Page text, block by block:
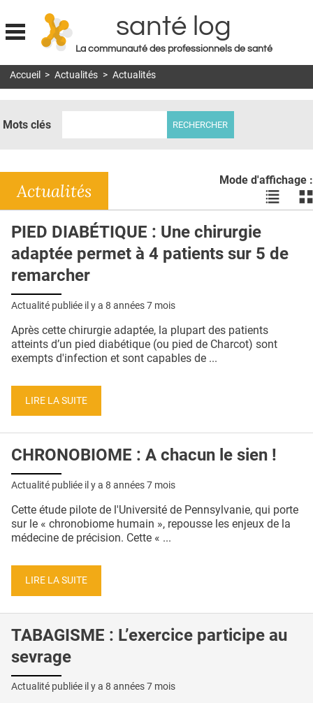
Jump to navigation
santé log
La communauté des professionnels de santé
MON COMPTE
DOSSIERS
RÉSEAUX
E-REVUE SAD
THÉMA
L'APP
PUBLICITÉ
CONTACT
Accueil > Actualités > Actualités
Mots clés
Mode d'affichage :
Voir
les
liste
les
Actualités
PIED DIABÉTIQUE : Une chirurgie
adaptée permet à 4 patients sur 5 de
remarcher
Actualité publiée il y a 8 années 7 mois
Après cette chirurgie adaptée, la plupart des patients
atteints d’un pied diabétique (ou pied de Charcot) sont
exempts d'infection et sont capables de ...
LIRE LA SUITE
CHRONOBIOME : A chacun le sien !
Actualité publiée il y a 8 années 7 mois
Cette étude pilote de l'Université de Pennsylvanie, qui porte
sur le « chronobiome humain », repousse les enjeux de la
médecine de précision. Cette « ...
LIRE LA SUITE
TABAGISME : L’exercice participe au
sevrage
Actualité publiée il y a 8 années 7 mois